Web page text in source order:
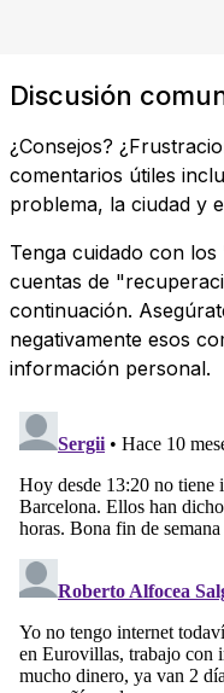
Discusión
¿Consejos?
comentarios útiles
problema, la ciudad y
Tenga cuidado con
cuentas de
continuación.
negativamente esos
información personal.